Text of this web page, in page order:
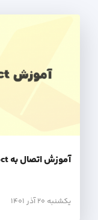
آموزش اتصال به Cisco AnyConnect در ویندوز
یکشنبه ۲۰ آذر ۱۴۰۱